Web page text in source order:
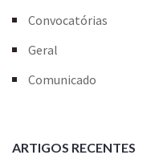
Convocatórias
Geral
Comunicado
ARTIGOS RECENTES